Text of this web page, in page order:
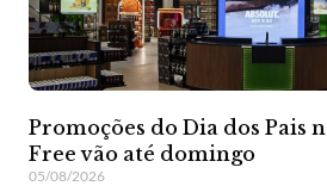
Promoções do Dia dos Pais
Free vão até domingo
05/08/2026